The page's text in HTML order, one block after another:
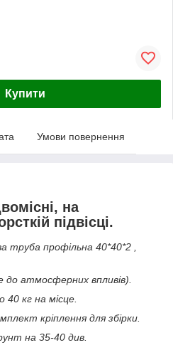
Купити
Умови повернення
на
підвісці.
труба профільна 40*40*2 ,
до атмосферних впливів).
40 кг на місце.
кріплення для збірки.
на 35-40 див.